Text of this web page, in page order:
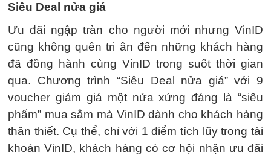
Siêu Deal nửa giá
Ưu đãi ngập tràn cho người mới nhưng VinID
cũng không quên tri ân đến những khách hàng
đã đồng hành cùng VinID trong suốt thời gian
qua. Chương trình “Siêu Deal nửa giá” với 9
voucher giảm giá một nửa xứng đáng là “siêu
phẩm” mua sắm mà VinID dành cho khách hàng
thân thiết. Cụ thể, chỉ với 1 điểm tích lũy trong tài
khoản VinID, khách hàng có cơ hội nhận ưu đãi